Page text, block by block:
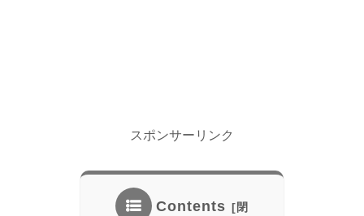
スポンサーリンク
Contents